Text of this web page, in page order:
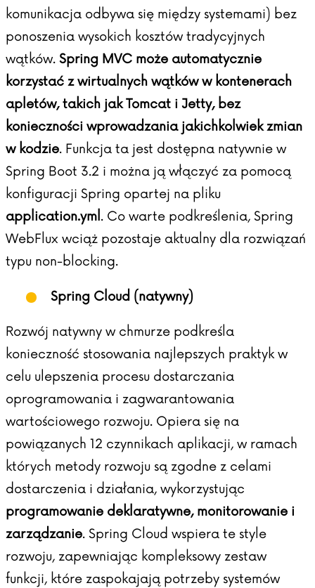
komunikacja odbywa się między systemami) bez
ponoszenia wysokich kosztów tradycyjnych
wątków. Spring MVC może automatycznie
korzystać z wirtualnych wątków w kontenerach
apletów, takich jak Tomcat i Jetty, bez
konieczności wprowadzania jakichkolwiek zmian
w kodzie. Funkcja ta jest dostępna natywnie w
Spring Boot 3.2 i można ją włączyć za pomocą
konfiguracji Spring opartej na pliku
application.yml . Co warte podkreślenia, Spring
WebFlux wciąż pozostaje aktualny dla rozwiązań
typu non-blocking.
Spring Cloud (natywny)
Rozwój natywny w chmurze podkreśla
konieczność stosowania najlepszych praktyk w
celu ulepszenia procesu dostarczania
oprogramowania i zagwarantowania
wartościowego rozwoju. Opiera się na
powiązanych 12 czynnikach aplikacji, w ramach
których metody rozwoju są zgodne z celami
dostarczenia i działania, wykorzystując
programowanie deklaratywne, monitorowanie i
zarządzanie. Spring Cloud wspiera te style
rozwoju, zapewniając kompleksowy zestaw
funkcji, które zaspokajają potrzeby systemów